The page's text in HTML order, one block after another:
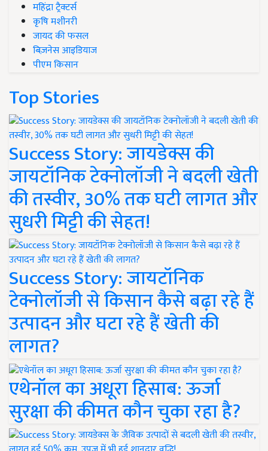
महिंद्रा ट्रैक्टर्स
कृषि मशीनरी
जायद की फसल
बिज़नेस आइडियाज
पीएम किसान
Top Stories
Success Story: जायडेक्स की
जायटॉनिक टेक्नोलॉजी ने बदली खेती
की तस्वीर, 30% तक घटी लागत और
सुधरी मिट्टी की सेहत!
Success Story: जायटॉनिक
टेक्नोलॉजी से किसान कैसे बढ़ा रहे हैं
उत्पादन और घटा रहे हैं खेती की
लागत?
एथेनॉल का अधूरा हिसाब: ऊर्जा
सुरक्षा की कीमत कौन चुका रहा है?